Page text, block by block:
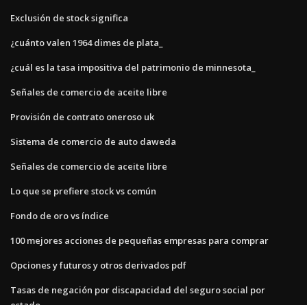
Exclusión de stock significa
¿cuánto valen 1964 dimes de plata_
¿cuál es la tasa impositiva del patrimonio de minnesota_
Señales de comercio de aceite libre
Provisión de contrato oneroso uk
Sistema de comercio de auto daweda
Señales de comercio de aceite libre
Lo que se prefiere stock vs común
Fondo de oro vs índice
100 mejores acciones de pequeñas empresas para comprar
Opciones y futuros y otros derivados pdf
Tasas de negación por discapacidad del seguro social por